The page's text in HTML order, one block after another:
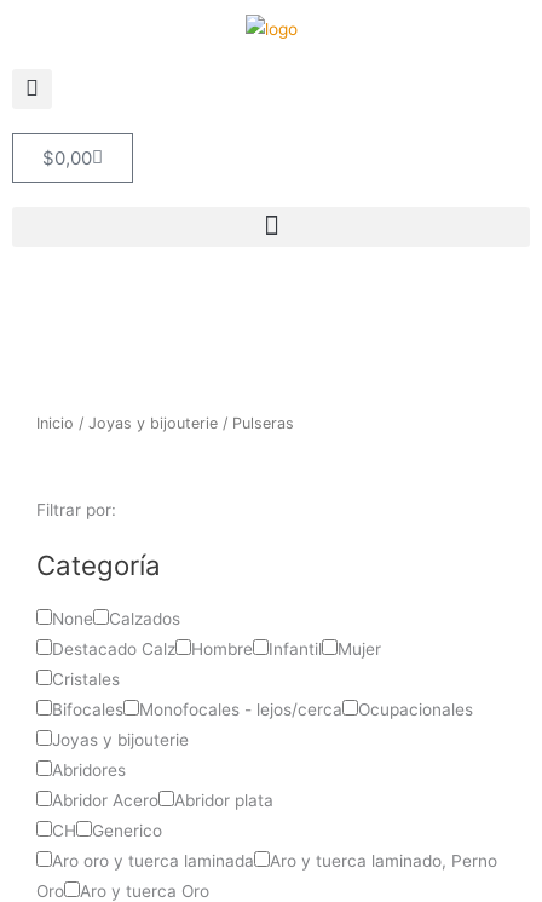
$0,00Cart
Inicio / Joyas y bijouterie / Pulseras
Filtrar por:
Categoría
None
Calzados
Destacado Calz
Hombre Infantil
Mujer
Cristales
Bifocales
Monofocales - lejos/cerca
Ocupacionales
Joyas y bijouterie
Abridores
Abridor Acero
Abridor plata
CH
Generico
Aro oro y tuerca laminada
Aro y tuerca laminado, Perno
Oro
Aro y tuerca Oro